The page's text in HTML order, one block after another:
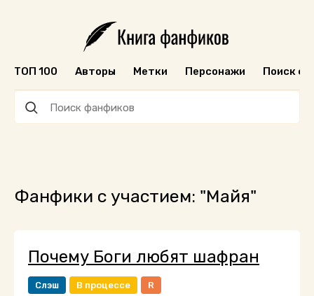
ТОП 100 Авторы Метки Персонажи Поиск
Фанфики с участием: "Майя"
Почему Боги любят шафран
Слэш В процессе R